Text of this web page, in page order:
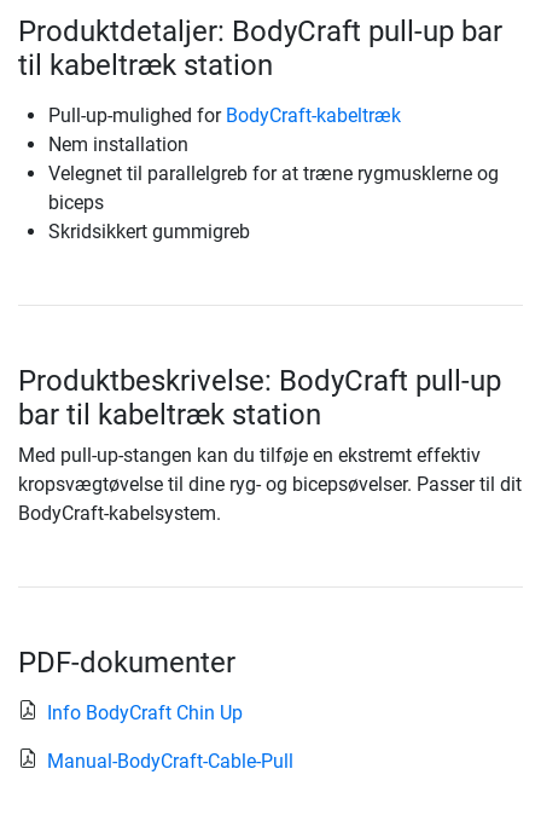
Produktdetaljer: BodyCraft pull-up bar
til kabeltræk station
Pull-up-mulighed for BodyCraft-kabeltræk
Nem installation
Velegnet til parallelgreb for at træne rygmusklerne og
biceps
Skridsikkert gummigreb
Produktbeskrivelse: BodyCraft pull-up
bar til kabeltræk station
Med pull-up-stangen kan du tilføje en ekstremt effektiv
kropsvægtøvelse til dine ryg- og bicepsøvelser. Passer til dit
BodyCraft-kabelsystem.
PDF-dokumenter
Info BodyCraft Chin Up
Manual-BodyCraft-Cable-Pull